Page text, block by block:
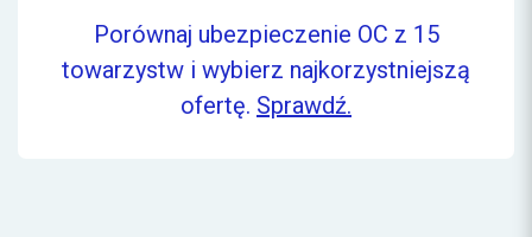
Porównaj ubezpieczenie OC z 15
towarzystw i wybierz najkorzystniejszą
ofertę. Sprawdź.